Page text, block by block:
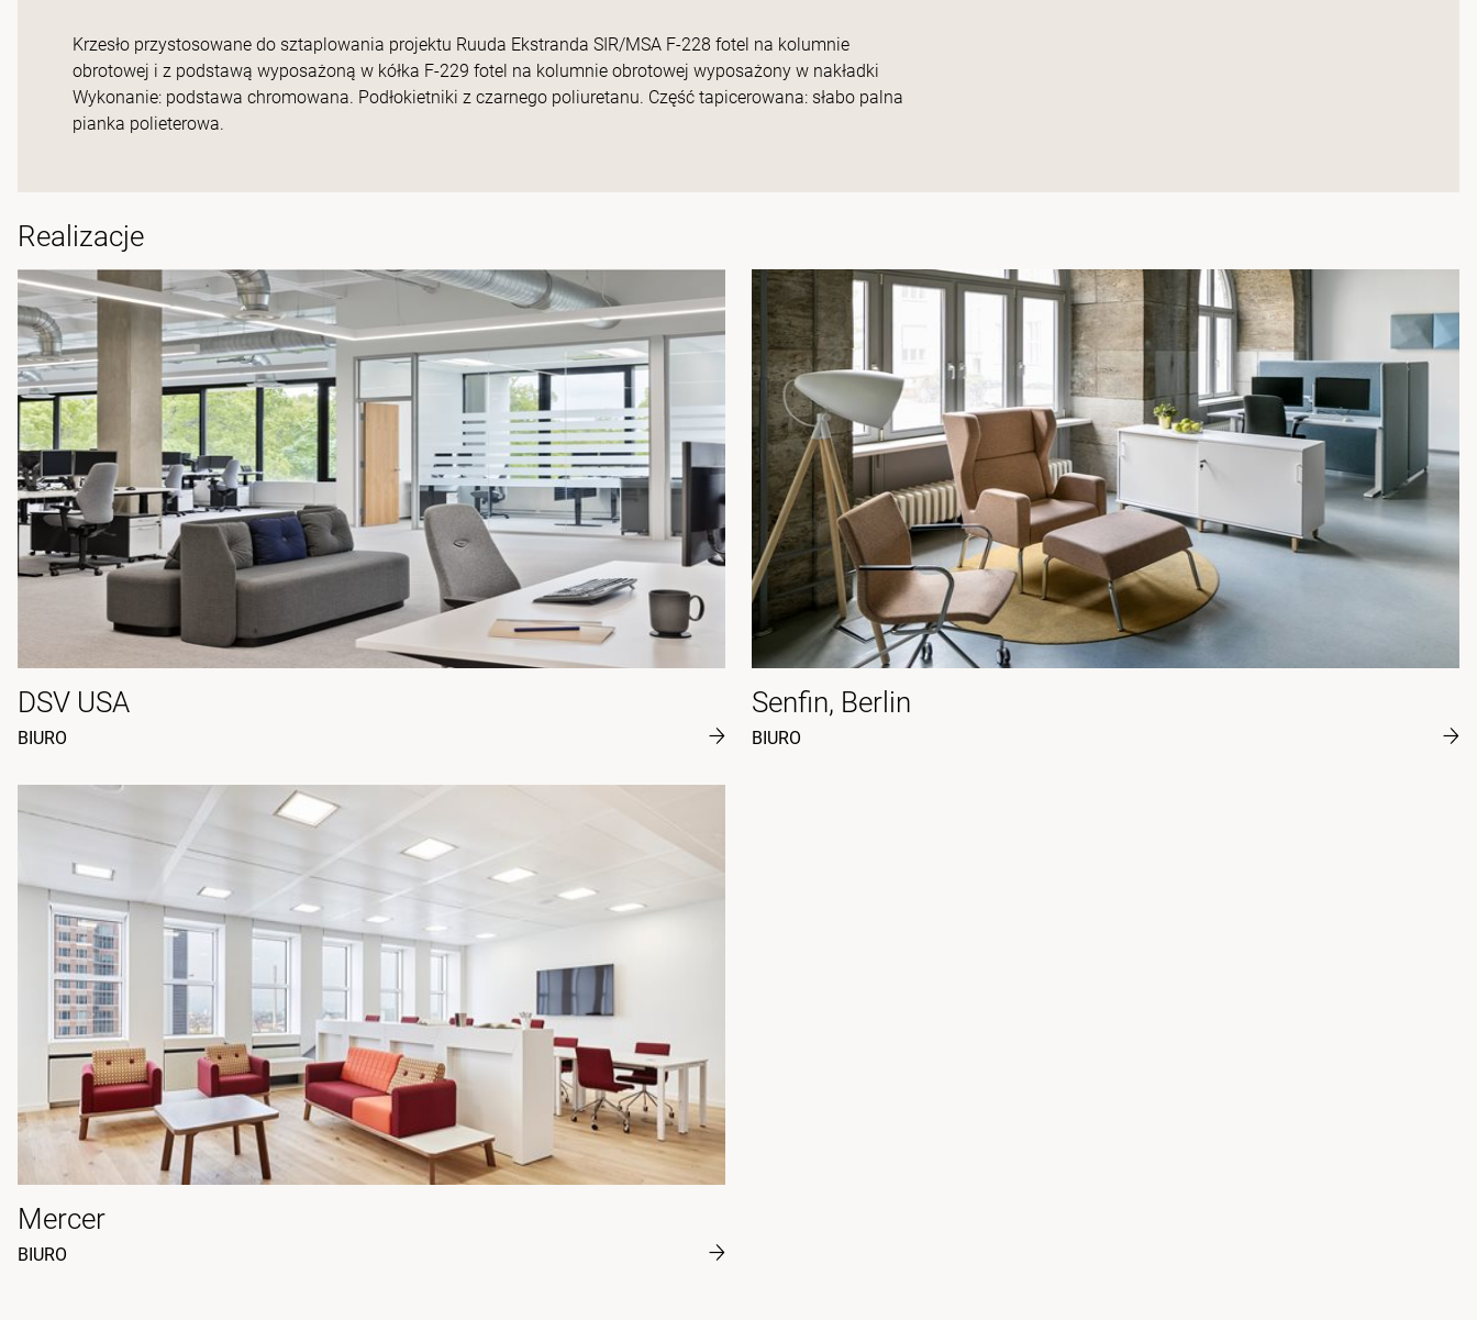
Krzesło przystosowane do sztaplowania projektu Ruuda Ekstranda SIR/MSA F-228 fotel na kolumnie
obrotowej i z podstawą wyposażoną w kółka F-229 fotel na kolumnie obrotowej wyposażony w nakładki
Wykonanie: podstawa chromowana. Podłokietniki z czarnego poliuretanu. Część tapicerowana: słabo palna
pianka polieterowa.
Realizacje
DSV USA
BIURO
Senfin, Berlin
BIURO
Mercer
BIURO